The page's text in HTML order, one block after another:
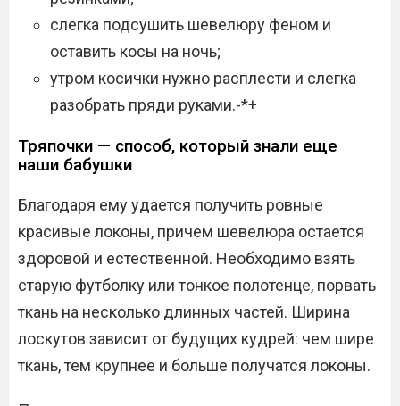
слегка подсушить шевелюру феном и
оставить косы на ночь;
утром косички нужно расплести и слегка
разобрать пряди руками.-*+
Тряпочки — способ, который знали еще
наши бабушки
Благодаря ему удается получить ровные
красивые локоны, причем шевелюра остается
здоровой и естественной. Необходимо взять
старую футболку или тонкое полотенце, порвать
ткань на несколько длинных частей. Ширина
лоскутов зависит от будущих кудрей: чем шире
ткань, тем крупнее и больше получатся локоны.